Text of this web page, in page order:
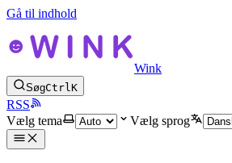
Gå til indhold
Wink
SøgCtrlK
RSS
Vælg tema
Vælg sprog